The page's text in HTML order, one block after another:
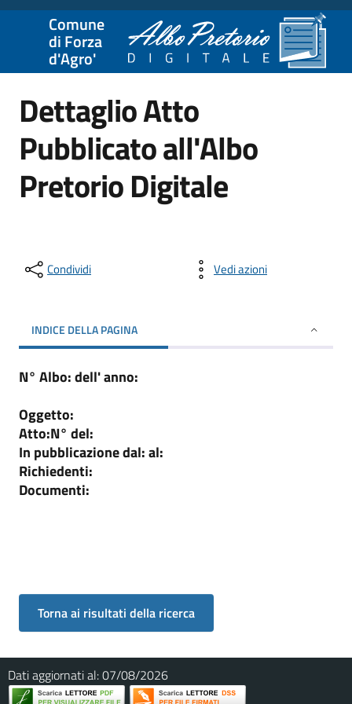
Comune
di Forza
d'Agro'
Dettaglio Atto
Pubblicato all'Albo
Pretorio Digitale
Condividi Vedi azioni
INDICE DELLA PAGINA
N° Albo:dell' anno:
Oggetto:
Atto:N° del:
In pubblicazione dal:al:
Richiedenti:
Documenti:
Dati aggiornati al:07/08/2026